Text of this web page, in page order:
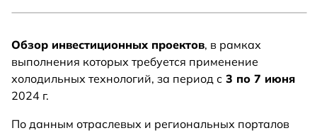
Обзор инвестиционных проектов, в рамках
выполнения которых требуется применение
холодильных технологий, за период с 3 по 7 июня
2024 г.
По данным отраслевых и региональных порталов